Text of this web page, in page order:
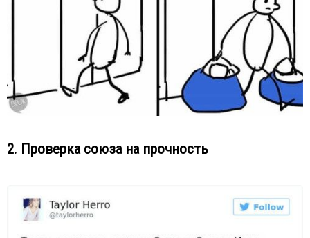
2. Проверка союза на прочность